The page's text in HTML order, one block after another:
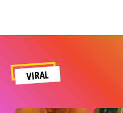
VIRAL